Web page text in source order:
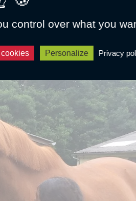
comment aider le poney à
même pour l’ostéopathie et
control over what you
Personalize Privacy